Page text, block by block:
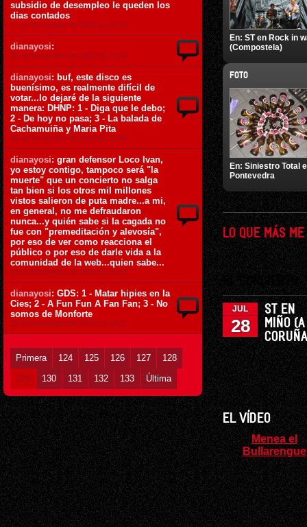
subsidio de desempleo le queden los
dias contados
27 de Noviembre de 2010 ás 16:19
dianayosi:
26 de Noviembre de 2010 ás 22:03
dianayosi: buf, este disco es
buenísimo, es realmente difícil de
votar...lo dejaré de la siguiente
manera: DHNP: 1 - Diga que le debo;
2 - De hoy no pasa; 3 - La balada de
Cachamuiña y Maria Pita
26 de Noviembre de 2010 ás 22:00
dianayosi: gran defensor Loco Ivan,
yo estoy contigo, tampoco será "la
muerte" que un concierto no salga
tan bien si los otros mil millones
vistos salieron de puta madre...a mi,
en general, no me defraudaron
nunca...y quién sabe si la cagada no
fue con "premeditación y alevosía",
por eso de ver como reacciona el
público o por eso de darle vida a la
comunidad de la web...quien sabe...
23 de Noviembre de 2010 ás 20:43
dianayosi: GDS: 1 - Matar hipies en la
Cies; 2 - A Fun Fun A Fan Fan; 3 - No
somos de Monforte
23 de Noviembre de 2010 ás 12:21
Primera 124 125 126 127
128
129
130 131 132 133 Última
En: ST en Rock in
(Compostela)
FOTO
En: Siniestro Total
Pontevedra
LO QUE MÁS ME
EL CONCIERTO
JUL
28
ST EN
MIÑO (A
EL VÍDEO
Menea el
Bullarengue